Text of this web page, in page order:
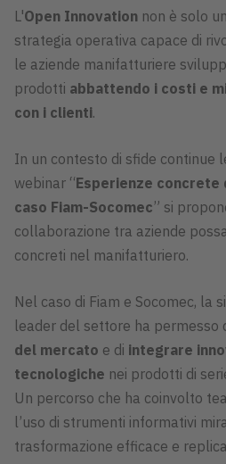
L'Open Innovation non è solo
strategia operativa capace di
le aziende manifatturiere
prodotti abbattendo i costi e
con i clienti.
In un contesto di sfide continue
webinar “Esperienze concrete
caso Fiam-Socomec” si
collaborazione tra aziende
concreti nel manifatturiero.
Nel caso di Fiam e Socomec, la
leader del settore ha permesso
del mercato e di integrare
tecnologiche nei prodotti di
Un percorso che ha coinvolto
l’uso di strumenti informativi
trasformazione efficace e